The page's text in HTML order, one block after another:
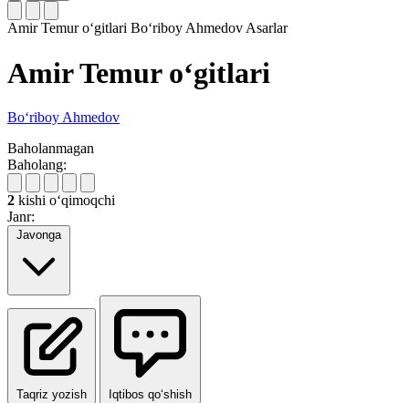
Amir Temur o‘gitlari Bo‘riboy AhmedovAsarlar
Amir Temur o‘gitlari
Bo‘riboy Ahmedov
Baholanmagan
Baholang:
2 kishi oʻqimoqchi
Janr:
Javonga
Taqriz yozish Iqtibos qo‘shish